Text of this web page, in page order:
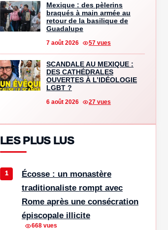
Mexique : des pèlerins
braqués à main armée au
retour de la basilique de
Guadalupe
7 août 2026 57 vues
SCANDALE AU MEXIQUE :
DES CATHÉDRALES
OUVERTES À L’IDÉOLOGIE
LGBT ?
6 août 2026 27 vues
LES PLUS LUS
Écosse : un monastère
traditionaliste rompt avec
Rome après une consécration
épiscopale illicite
668 vues